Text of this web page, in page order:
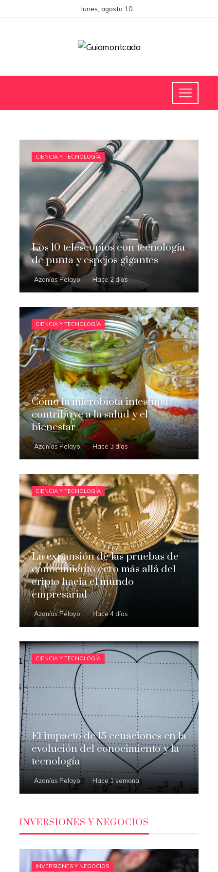
lunes, agosto 10
CIENCIA Y TECNOLOGÍA
Los 10 telescopios con tecnología
de punta y espejos gigantes
Azanías Pelayo Hace 2 días
CIENCIA Y TECNOLOGÍA
Cómo la microbiota intestinal
contribuye a la salud y el
bienestar
Azanías Pelayo Hace 3 días
CIENCIA Y TECNOLOGÍA
La expansión de las pruebas de
conocimiento cero más allá del
cripto hacia el mundo
empresarial
Azanías Pelayo Hace 4 días
CIENCIA Y TECNOLOGÍA
El impacto de 15 ecuaciones en la
evolución del conocimiento y la
tecnología
Azanías Pelayo Hace 1 semana
INVERSIONES Y NEGOCIOS
INVERSIONES Y NEGOCIOS